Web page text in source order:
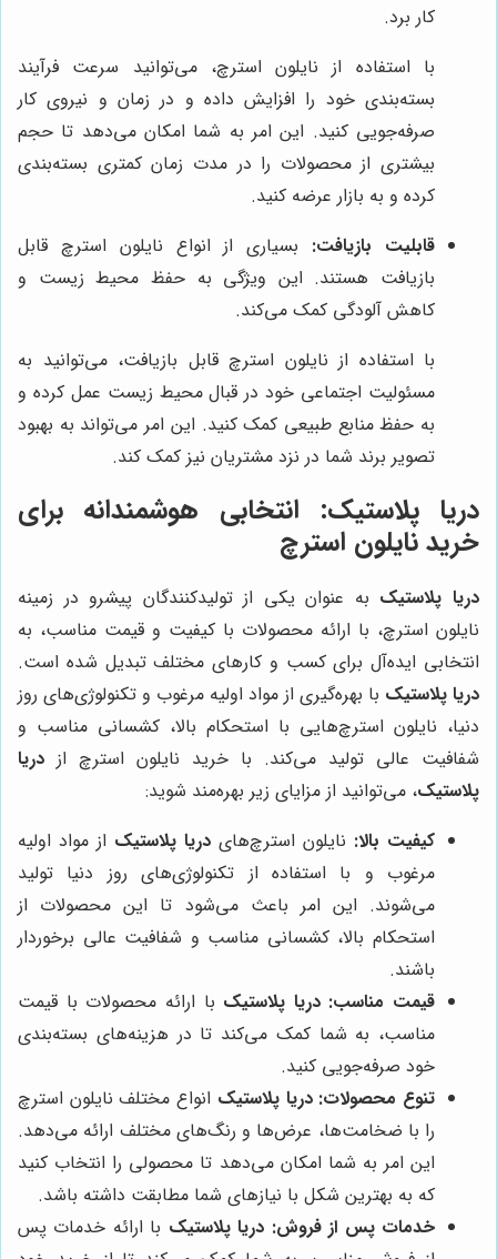
کار برد.
با استفاده از نایلون استرچ، می‌توانید سرعت فرآیند
بسته‌بندی خود را افزایش داده و در زمان و نیروی کار
صرفه‌جویی کنید. این امر به شما امکان می‌دهد تا حجم
بیشتری از محصولات را در مدت زمان کمتری بسته‌بندی
کرده و به بازار عرضه کنید.
قابلیت بازیافت: بسیاری از انواع نایلون استرچ قابل
بازیافت هستند. این ویژگی به حفظ محیط زیست و
کاهش آلودگی کمک می‌کند.
با استفاده از نایلون استرچ قابل بازیافت، می‌توانید به
مسئولیت اجتماعی خود در قبال محیط زیست عمل کرده و
به حفظ منابع طبیعی کمک کنید. این امر می‌تواند به بهبود
تصویر برند شما در نزد مشتریان نیز کمک کند.
دریا پلاستیک: انتخابی هوشمندانه برای
خرید نایلون استرچ
دریا پلاستیک به عنوان یکی از تولیدکنندگان پیشرو در زمینه
نایلون استرچ، با ارائه محصولات با کیفیت و قیمت مناسب، به
انتخابی ایده‌آل برای کسب و کارهای مختلف تبدیل شده است.
دریا پلاستیک با بهره‌گیری از مواد اولیه مرغوب و تکنولوژی‌های روز
دنیا، نایلون استرچ‌هایی با استحکام بالا، کشسانی مناسب و
شفافیت عالی تولید می‌کند. با خرید نایلون استرچ از دریا
پلاستیک، می‌توانید از مزایای زیر بهره‌مند شوید:
کیفیت بالا: نایلون استرچ‌های دریا پلاستیک از مواد اولیه
مرغوب و با استفاده از تکنولوژی‌های روز دنیا تولید
می‌شوند. این امر باعث می‌شود تا این محصولات از
استحکام بالا، کشسانی مناسب و شفافیت عالی برخوردار
باشند.
قیمت مناسب: دریا پلاستیک با ارائه محصولات با قیمت
مناسب، به شما کمک می‌کند تا در هزینه‌های بسته‌بندی
خود صرفه‌جویی کنید.
تنوع محصولات: دریا پلاستیک انواع مختلف نایلون استرچ
را با ضخامت‌ها، عرض‌ها و رنگ‌های مختلف ارائه می‌دهد.
این امر به شما امکان می‌دهد تا محصولی را انتخاب کنید
که به بهترین شکل با نیازهای شما مطابقت داشته باشد.
خدمات پس از فروش: دریا پلاستیک با ارائه خدمات پس